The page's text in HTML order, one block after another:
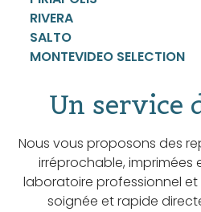
RIVERA
SALTO
MONTEVIDEO SELECTION
Un service
Nous vous proposons des
irréprochable, imprimées
laboratoire professionnel
soignée et rapide